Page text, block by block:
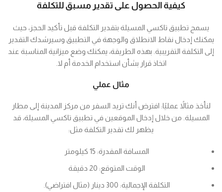
كيفية الحصول على تقدير مسبق للتكلفة
يسمح تطبيق تاكسي المسيلة بتقدير التكلفة قبل تأكيد الحجز، حيث
يمكنك إدخال نقاط الانطلاق والوجهة في التطبيق وسيرشدك التقدير
إلى التكلفة التقريبية. بهذه الطريقة، يمكنك وضع ميزانية المناسبة عند
اتخاذ قرار بشأن استخدام الخدمة أم لا.
مثال عملي
لنأخذ مثالاً عمليًا: افترض أنك تريد السفر من مركز المدينة إلى مطار
المسيلة. من خلال إدخال الموقعين في تطبيق تاكسي المسيلة، قد
يظهر لك تقدير التكلفة مثل:
المسافة المقدرة: 15 كيلومتر
الوقت المتوقع: 20 دقيقة
التكلفة الإجمالية: 300 دينار (مثال افتراضي).